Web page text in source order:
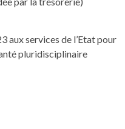
aux services de l’Etat pour
pluridisciplinaire